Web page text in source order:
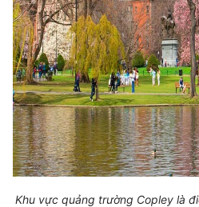
Khu vực quảng trường Copley là